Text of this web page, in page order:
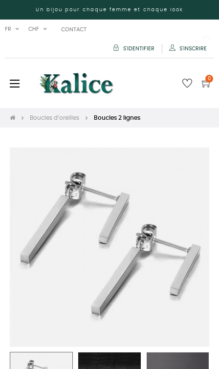
Un bijou pour chaque femme et chaque look
FR CHF CONTACT
S'IDENTIFIER S'INSCRIRE
Basculer
☰ 0
Boucles d’oreilles Boucles 2 lignes